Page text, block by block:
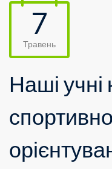
7
Травень
Наші учні